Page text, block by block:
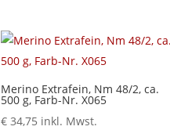
Merino Extrafein, Nm 48/2, ca.
500 g, Farb-Nr. X065
€ 34,75 inkl. Mwst.